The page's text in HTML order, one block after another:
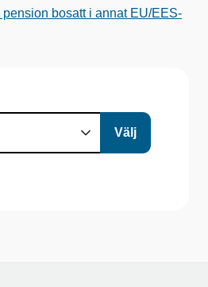
bosatt i annat EU/EES-